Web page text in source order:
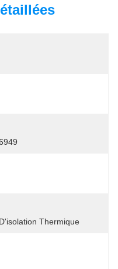
Thermique